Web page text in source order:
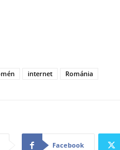
internet Románia
Facebook